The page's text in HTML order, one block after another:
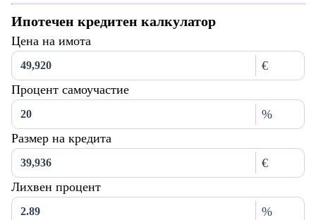
Ипотечен кредитен калкулатор
Цена на имота
€
Процент самоучастие
%
Размер на кредита
€
Лихвен процент
%